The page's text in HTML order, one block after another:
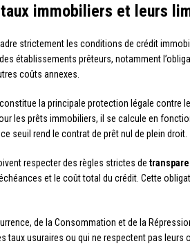
immobiliers et leurs
strictement les conditions de crédit
établissements prêteurs, notamment
coûts annexes.
constitue la principale protection légale contre
les prêts immobiliers, il se calcule en
seuil rend le contrat de prêt nul de plein droit.
respecter des règles strictes de
et le coût total du crédit. Cette
de la Consommation et de la
taux usuraires ou qui ne respectent pas